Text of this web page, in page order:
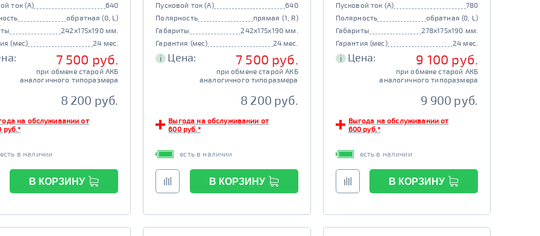
ток (А)
640
обратная (0, L)
242x175x190 мм.
(мес)
24 мес.
7 500 руб.
при обмене старой АКБ
аналогичного типоразмера
8 200 руб.
на обслуживании от
руб.*
есть в наличии
В КОРЗИНУ
Пусковой ток (А)
640
Полярность
прямая (1, R)
Габариты
242x175x190 мм.
Гарантия (мес)
24 мес.
i Цена: 7 500 руб.
при обмене старой АКБ
аналогичного типоразмера
8 200 руб.
Выгода на обслуживании от
600 руб.*
есть в наличии
В КОРЗИНУ
Пусковой ток (А)
780
Полярность
обратная (0, L)
Габариты
278x175x190 мм.
Гарантия (мес)
24 мес.
i Цена: 9 100 руб.
при обмене старой АКБ
аналогичного типоразмера
9 900 руб.
Выгода на обслуживании от
600 руб.*
есть в наличии
В КОРЗИНУ